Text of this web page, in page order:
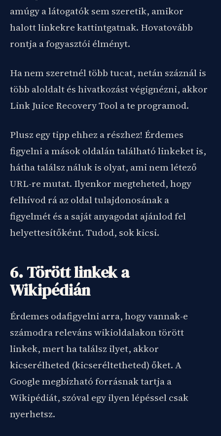
amúgy a látogatók sem szeretik, amikor
halott linkekre kattintgatnak. Hovatovább
rontja a fogyasztói élményt.
Ha nem szeretnél több tucat, netán száznál is
több aloldalt és hivatkozást végignézni, akkor
Link Juice Recovery Tool a te programod.
Plusz egy tipp ehhez a részhez! Érdemes
figyelni a mások oldalán található linkeket is,
hátha találsz náluk is olyat, ami nem létező
URL-re mutat. Ilyenkor megteheted, hogy
felhívod rá az oldal tulajdonosának a
figyelmét és a saját anyagodat ajánlod fel
helyettesítőként. Tudod, sok kicsi.
6. Törött linkek a
Wikipédián
Érdemes odafigyelni arra, hogy vannak-e
számodra releváns wikioldalakon törött
linkek, mert ha találsz ilyet, akkor
kicserélheted (kicseréltetheted) őket. A
Google megbízható forrásnak tartja a
Wikipédiát, szóval egy ilyen lépéssel csak
nyerhetsz.